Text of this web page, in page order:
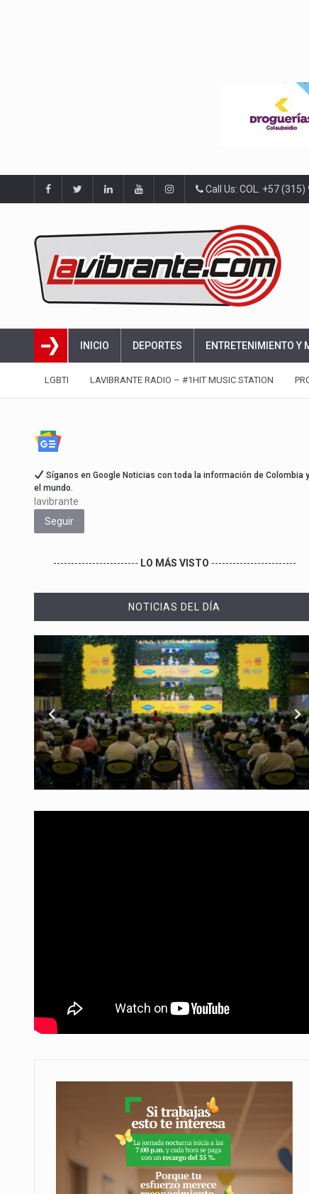
Call Us: COL. +57
INICIO DEPORTES ENTRETENIMIENTO Y
LGBTI LAVIBRANTE RADIO – #1HIT MUSIC STATION
Síganos en Google Noticias con toda la información de Colombia y
el mundo.
lavibrante
Seguir
------------------------ LO MÁS VISTO ------------------------
NOTICIAS DEL DÍA